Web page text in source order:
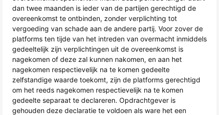
dan twee maanden is ieder van de partijen gerechtigd de
overeenkomst te ontbinden, zonder verplichting tot
vergoeding van schade aan de andere partij. Voor zover de
platforms ten tijde van het intreden van overmacht inmiddels
gedeeltelijk zijn verplichtingen uit de overeenkomst is
nagekomen of deze zal kunnen nakomen, en aan het
nagekomen respectievelijk na te komen gedeelte
zelfstandige waarde toekomt, zijn de platforms gerechtigd
om het reeds nagekomen respectievelijk na te komen
gedeelte separaat te declareren. Opdrachtgever is
gehouden deze declaratie te voldoen als ware het een